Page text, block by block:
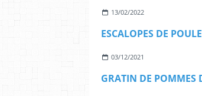
13/02/2022
03/12/2021